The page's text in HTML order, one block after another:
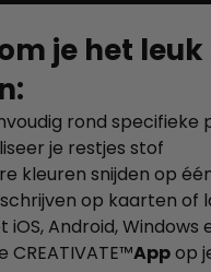
je het leuk
rond specifieke
je restjes stof
kleuren snijden op
op kaarten of
Android, Windows
CREATIVATE™Appop